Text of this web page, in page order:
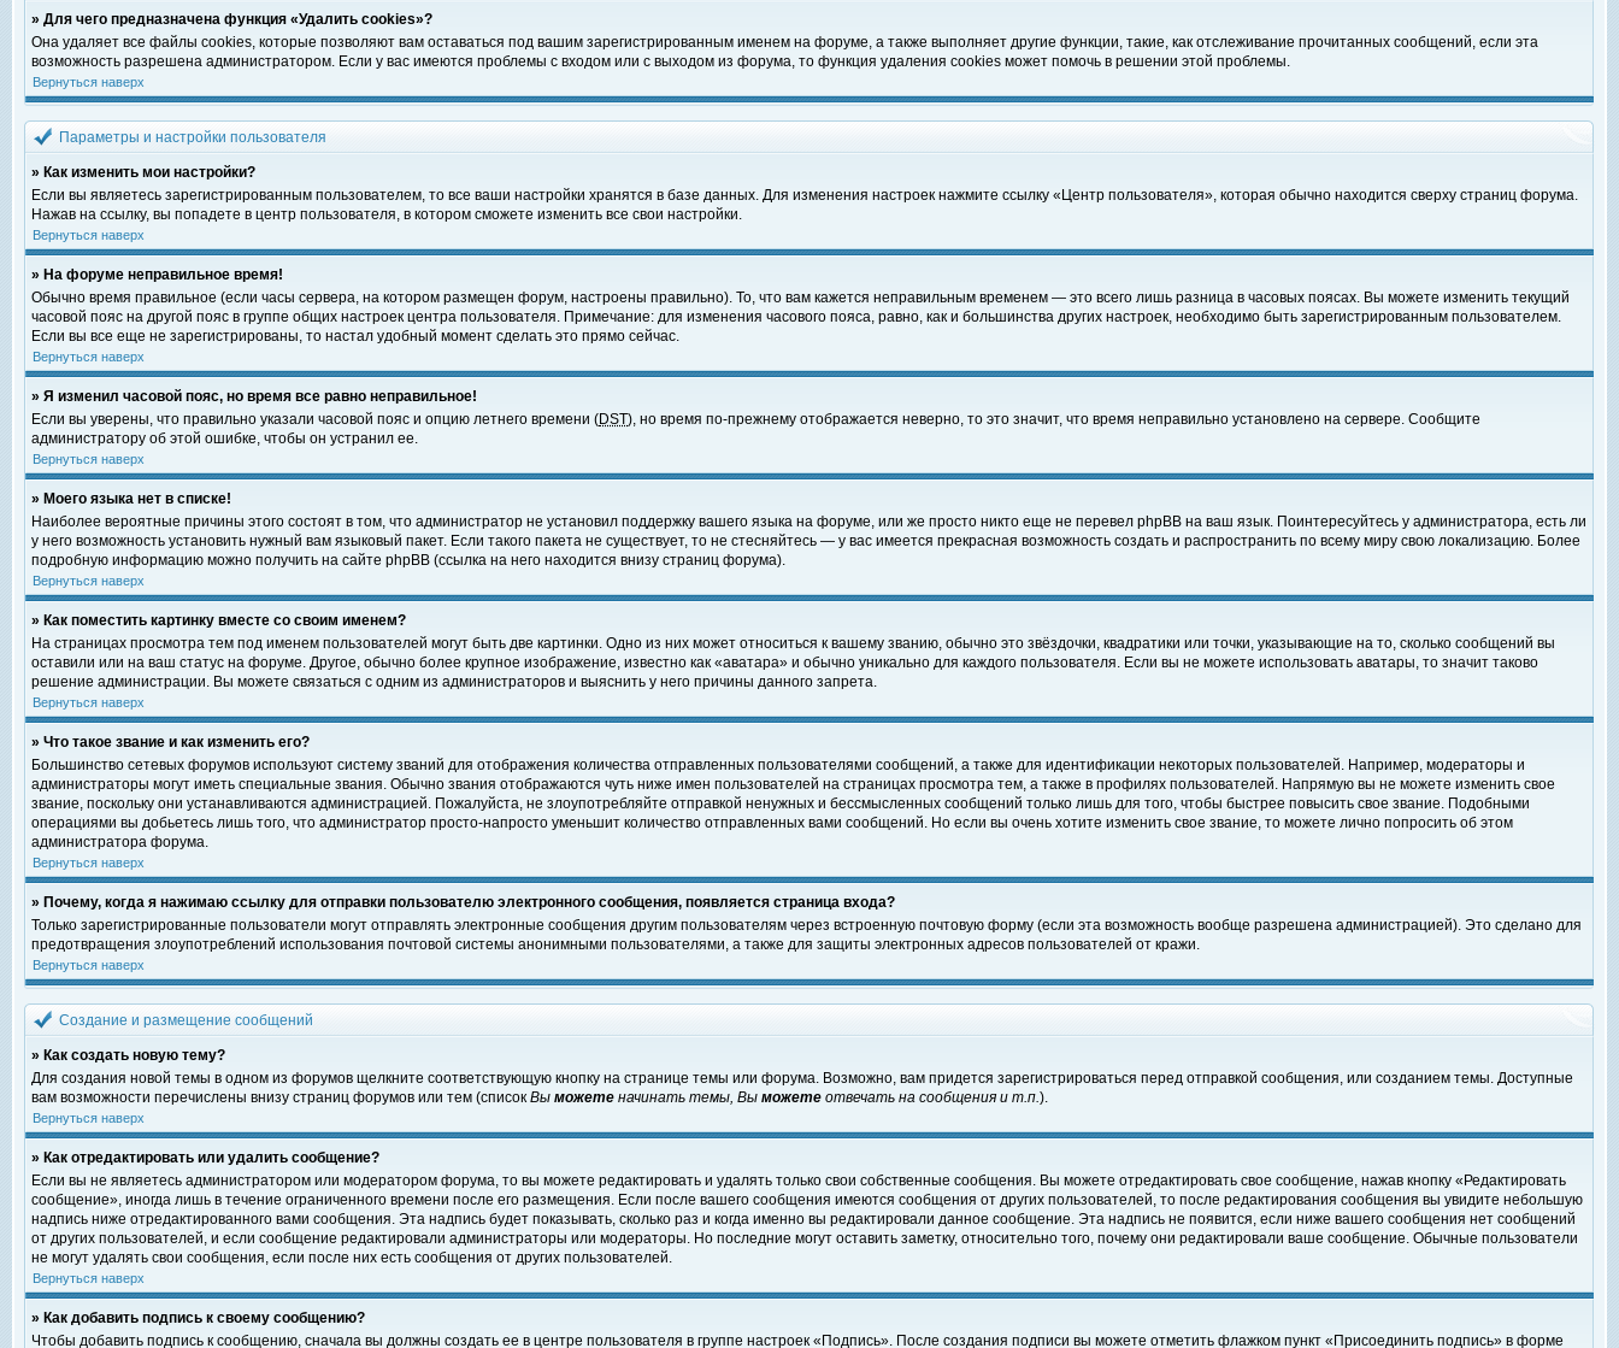
» Для чего предназначена функция «Удалить cookies»?
Она удаляет все файлы cookies, которые позволяют вам оставаться под вашим зарегистрированным именем на форуме, а также выполняет другие функции, такие, как отслеживание прочитанных сообщений, если эта
возможность разрешена администратором. Если у вас имеются проблемы с входом или с выходом из форума, то функция удаления cookies может помочь в решении этой проблемы.
Вернуться наверх
Параметры и настройки пользователя
» Как изменить мои настройки?
Если вы являетесь зарегистрированным пользователем, то все ваши настройки хранятся в базе данных. Для изменения настроек нажмите ссылку «Центр пользователя», которая обычно находится сверху страниц форума.
Нажав на ссылку, вы попадете в центр пользователя, в котором сможете изменить все свои настройки.
Вернуться наверх
» На форуме неправильное время!
Обычно время правильное (если часы сервера, на котором размещен форум, настроены правильно). То, что вам кажется неправильным временем — это всего лишь разница в часовых поясах. Вы можете изменить текущий
часовой пояс на другой пояс в группе общих настроек центра пользователя. Примечание: для изменения часового пояса, равно, как и большинства других настроек, необходимо быть зарегистрированным пользователем.
Если вы все еще не зарегистрированы, то настал удобный момент сделать это прямо сейчас.
Вернуться наверх
» Я изменил часовой пояс, но время все равно неправильное!
Если вы уверены, что правильно указали часовой пояс и опцию летнего времени (DST), но время по-прежнему отображается неверно, то это значит, что время неправильно установлено на сервере. Сообщите
администратору об этой ошибке, чтобы он устранил ее.
Вернуться наверх
» Моего языка нет в списке!
Наиболее вероятные причины этого состоят в том, что администратор не установил поддержку вашего языка на форуме, или же просто никто еще не перевел phpBB на ваш язык. Поинтересуйтесь у администратора, есть ли
у него возможность установить нужный вам языковый пакет. Если такого пакета не существует, то не стесняйтесь — у вас имеется прекрасная возможность создать и распространить по всему миру свою локализацию. Более
подробную информацию можно получить на сайте phpBB (ссылка на него находится внизу страниц форума).
Вернуться наверх
» Как поместить картинку вместе со своим именем?
На страницах просмотра тем под именем пользователей могут быть две картинки. Одно из них может относиться к вашему званию, обычно это звёздочки, квадратики или точки, указывающие на то, сколько сообщений вы
оставили или на ваш статус на форуме. Другое, обычно более крупное изображение, известно как «аватара» и обычно уникально для каждого пользователя. Если вы не можете использовать аватары, то значит таково
решение администрации. Вы можете связаться с одним из администраторов и выяснить у него причины данного запрета.
Вернуться наверх
» Что такое звание и как изменить его?
Большинство сетевых форумов используют систему званий для отображения количества отправленных пользователями сообщений, а также для идентификации некоторых пользователей. Например, модераторы и
администраторы могут иметь специальные звания. Обычно звания отображаются чуть ниже имен пользователей на страницах просмотра тем, а также в профилях пользователей. Напрямую вы не можете изменить свое
звание, поскольку они устанавливаются администрацией. Пожалуйста, не злоупотребляйте отправкой ненужных и бессмысленных сообщений только лишь для того, чтобы быстрее повысить свое звание. Подобными
операциями вы добьетесь лишь того, что администратор просто-напросто уменьшит количество отправленных вами сообщений. Но если вы очень хотите изменить свое звание, то можете лично попросить об этом
администратора форума.
Вернуться наверх
» Почему, когда я нажимаю ссылку для отправки пользователю электронного сообщения, появляется страница входа?
Только зарегистрированные пользователи могут отправлять электронные сообщения другим пользователям через встроенную почтовую форму (если эта возможность вообще разрешена администрацией). Это сделано для
предотвращения злоупотреблений использования почтовой системы анонимными пользователями, а также для защиты электронных адресов пользователей от кражи.
Вернуться наверх
Создание и размещение сообщений
» Как создать новую тему?
Для создания новой темы в одном из форумов щелкните соответствующую кнопку на странице темы или форума. Возможно, вам придется зарегистрироваться перед отправкой сообщения, или созданием темы. Доступные
вам возможности перечислены внизу страниц форумов или тем (список Вы можете начинать темы, Вы можете отвечать на сообщения и т.п.).
Вернуться наверх
» Как отредактировать или удалить сообщение?
Если вы не являетесь администратором или модератором форума, то вы можете редактировать и удалять только свои собственные сообщения. Вы можете отредактировать свое сообщение, нажав кнопку «Редактировать
сообщение», иногда лишь в течение ограниченного времени после его размещения. Если после вашего сообщения имеются сообщения от других пользователей, то после редактирования сообщения вы увидите небольшую
надпись ниже отредактированного вами сообщения. Эта надпись будет показывать, сколько раз и когда именно вы редактировали данное сообщение. Эта надпись не появится, если ниже вашего сообщения нет сообщений
от других пользователей, и если сообщение редактировали администраторы или модераторы. Но последние могут оставить заметку, относительно того, почему они редактировали ваше сообщение. Обычные пользователи
не могут удалять свои сообщения, если после них есть сообщения от других пользователей.
Вернуться наверх
» Как добавить подпись к своему сообщению?
Чтобы добавить подпись к сообщению, сначала вы должны создать ее в центре пользователя в группе настроек «Подпись». После создания подписи вы можете отметить флажком пункт «Присоединить подпись» в форме